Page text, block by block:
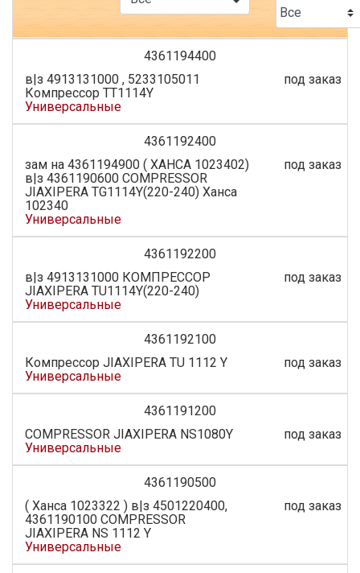
4361194400
в|з 4913131000 , 5233105011
Компрессор TT1114Y
Универсальные
под заказ
4361192400
зам на 4361194900 ( ХАНСА 1023402)
в|з 4361190600 COMPRESSOR
JIAXIPERA TG1114Y(220-240) Ханса
102340
Универсальные
под заказ
4361192200
в|з 4913131000 КОМПРЕССОР
JIAXIPERA TU1114Y(220-240)
Универсальные
под заказ
4361192100
Компрессор JIAXIPERA TU 1112 Y
Универсальные
под заказ
4361191200
COMPRESSOR JIAXIPERA NS1080Y
Универсальные
под заказ
4361190500
( Ханса 1023322 ) в|з 4501220400,
4361190100 COMPRESSOR
JIAXIPERA NS 1112 Y
Универсальные
под заказ